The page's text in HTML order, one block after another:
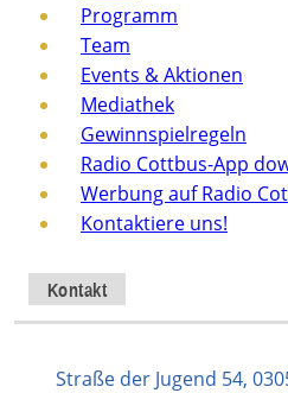
Programm
Team
Events & Aktionen
Mediathek
Gewinnspielregeln
Radio Cottbus-App
Werbung auf Radio
Kontaktiere uns!
Kontakt
Straße der Jugend 54,